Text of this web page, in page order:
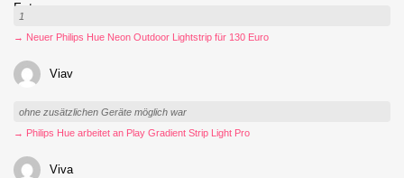
1
→ Neuer Philips Hue Neon Outdoor Lightstrip für 130 Euro
Viav
ohne zusätzlichen Geräte möglich war
→ Philips Hue arbeitet an Play Gradient Strip Light Pro
Viva